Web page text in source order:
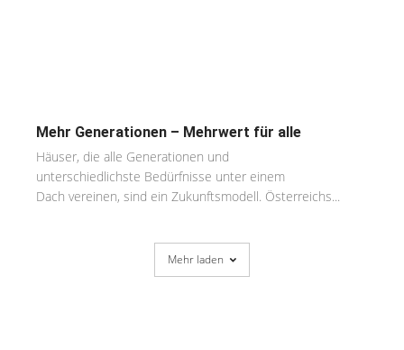
Mehr Generationen – Mehrwert für alle
Häuser, die alle Generationen und
unterschiedlichste Bedürfnisse unter einem
Dach vereinen, sind ein Zukunftsmodell. Österreichs...
Mehr laden